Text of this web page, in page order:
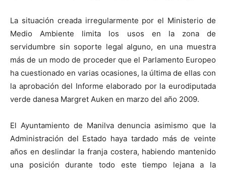
La situación creada irregularmente por el Ministerio de
Medio Ambiente limita los usos en la zona de
servidumbre sin soporte legal alguno, en una muestra
más de un modo de proceder que el Parlamento Europeo
ha cuestionado en varias ocasiones, la última de ellas con
la aprobación del Informe elaborado por la eurodiputada
verde danesa Margret Auken en marzo del año 2009.
El Ayuntamiento de Manilva denuncia asimismo que la
Administración del Estado haya tardado más de veinte
años en deslindar la franja costera, habiendo mantenido
una posición durante todo este tiempo lejana a la